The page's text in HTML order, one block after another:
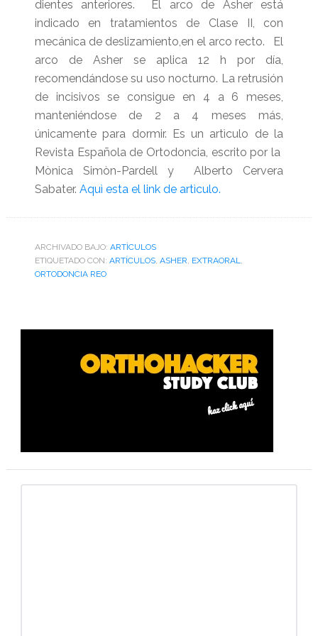
dientes anteriores. El arco de Asher está
indicado en tratamientos de Clase II, con
mecánica de deslizamiento,en el arco recto. El
arco de Asher se aplica 12 h por día,
recomendándose su uso nocturno. La retrusión
de incisivos se consigue en 4 a 6 meses,
manteniéndose de 2 a 4 meses más,
únicamente para dormir. Es un artìculo de la
Revista Española de Ortodoncia, escrito por la
Mònica Simòn-Pardell y Alberto Cervera
Sabater. Aquì esta el link de artìculo.
ARCHIVADO BAJO: ARTÌCULOS
ETIQUETADO CON: ARTÍCULOS, ASHER, EXTRAORAL,
ORTODONCIA REO
Barra
primaria